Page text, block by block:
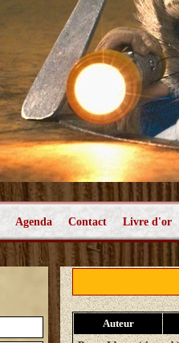
Agenda Contact Livre d'or
Auteur